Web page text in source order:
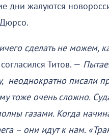
дни жалуются
сделать не можем,
Титов. —
неоднократно писали
тоже очень сложно.
газами. Когда
– они идут к нам.